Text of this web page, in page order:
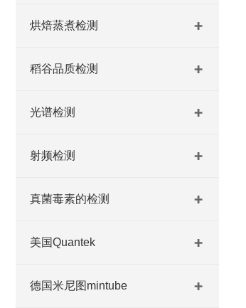
烘焙蒸煮检测
稻谷品质检测
光谱检测
射频检测
真菌毒素的检测
美国Quantek
德国米尼图mintube